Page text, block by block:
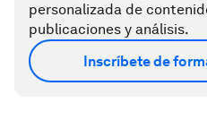
personalizada de
publicaciones y análisis.
Inscríbete de